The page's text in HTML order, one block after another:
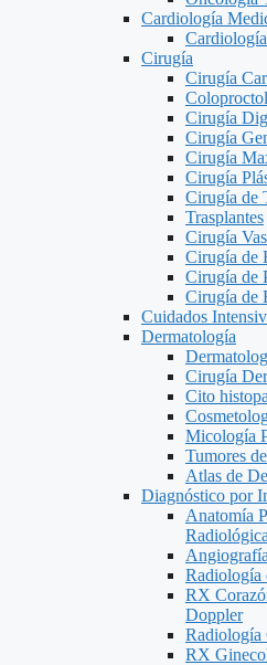
Cardiología
Cirugía
Cirugía
Cirugía
Cirugía
Cirugía
Cirugía
Cirugía de
Trasplantes
Cirugía
Cirugía de
Cirugía de
Cirugía de
Cuidados
Dermatología
Cirugía
Cito
Micología
Tumores
Atlas de
Diagnóstico por
Anatomía
Radiológica
Radiología
RX
Doppler
Radiología
RX